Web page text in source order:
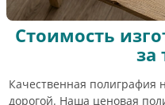
Стоимость
за
Качественная полиграфия
дорогой. Наша ценовая